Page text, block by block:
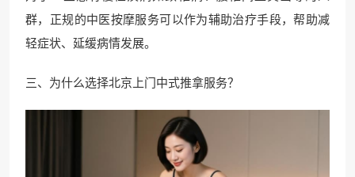
群，正规的中医按摩服务可以作为辅助治疗手段，帮助减
轻症状、延缓病情发展。
三、为什么选择北京上门中式推拿服务？